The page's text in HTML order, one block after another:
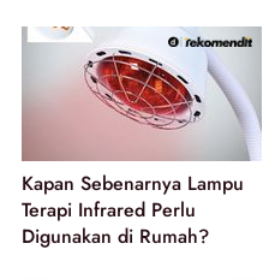
Kapan Sebenarnya Lampu
Terapi Infrared Perlu
Digunakan di Rumah?